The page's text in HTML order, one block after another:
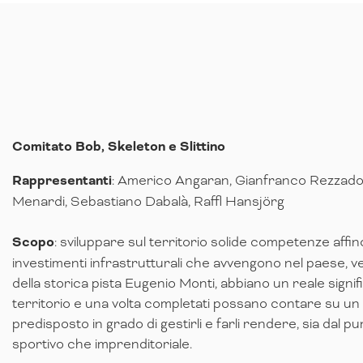
Comitato Bob, Skeleton e Slittino
Rappresentanti: Americo Angaran, Gianfranco
Menardi, Sebastiano Dabalà, Raffl Hansjörg
Scopo: sviluppare sul territorio solide competenze
investimenti infrastrutturali che avvengono nel paese,
della storica pista Eugenio Monti, abbiano un reale
territorio e una volta completati possano contare su un
predisposto in grado di gestirli e farli rendere, sia dal
sportivo che imprenditoriale.